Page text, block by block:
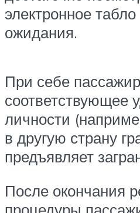
электронное
ожидания.
При себе
соответствующее
личности
в другую страну
предъявляет
После окончания